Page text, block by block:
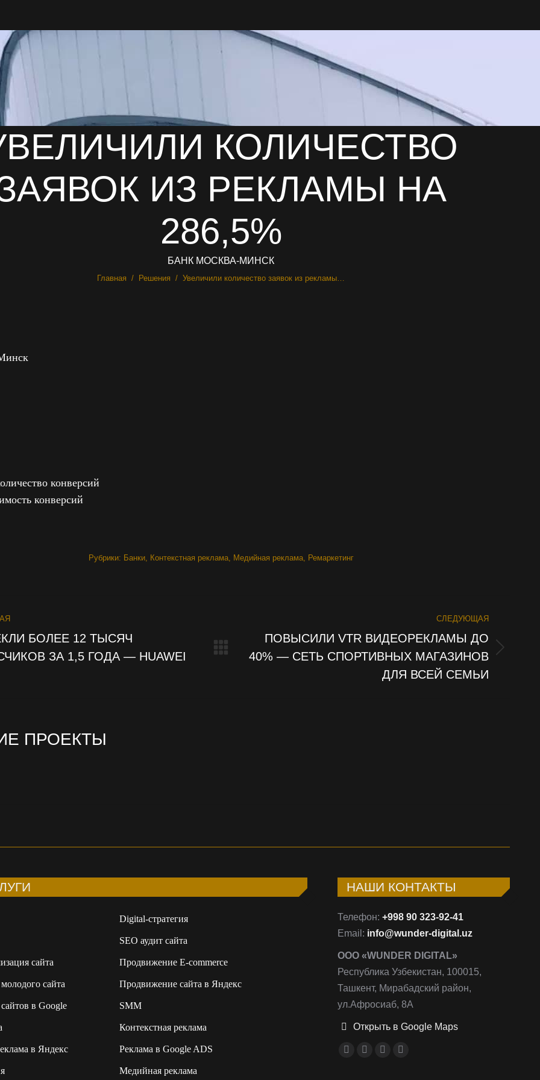
КОЛИЧЕСТВО
ИЗ РЕКЛАМЫ НА
286,5%
БАНК МОСКВА-МИНСК
Вы здесь:
Главная Решения Увеличили количество заявок из рекламы…
конверсий
конверсий
Рубрики: Банки, Контекстная реклама, Медийная реклама, Ремаркетинг
БОЛЕЕ 12 ТЫСЯЧ
ЗА 1,5 ГОДА — HUAWEI
СЛЕДУЮЩАЯ
Next
ПОВЫСИЛИ VTR ВИДЕОРЕКЛАМЫ ДО
40% — СЕТЬ СПОРТИВНЫХ МАГАЗИНОВ
ДЛЯ ВСЕЙ СЕМЬИ
ПРОЕКТЫ
сайта
сайта
в Google
в Яндекс
Digital-стратегия
SEO аудит сайта
Продвижение E-commerce
Продвижение сайта в Яндекс
SMM
Контекстная реклама
Реклама в Google ADS
Медийная реклама
НАШИ КОНТАКТЫ
Телефон: +998 90 323-92-41
Email: info@wunder-digital.uz
ООО «WUNDER DIGITAL»
Республика Узбекистан, 100015,
Ташкент, Мирабадский район,
ул.Афросиаб, 8А
Открыть в Google Maps
Ищите нас: